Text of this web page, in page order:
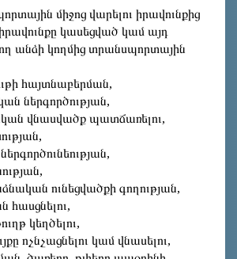
միջոց վարելու իրավունքից
կասեցված կամ այդ
անձի կողմից տրանսպորտային
հայտնաբերման,
ներգործության,
վնասվածք պատճառելու,
ունեցվածքի գողության,
հասցնելու,
կեղծելու,
ոչնչացնելու կամ վնասելու,